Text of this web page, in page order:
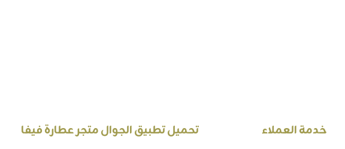
خدمة العملاء تحميل تطبيق الجوال متجر عطارة فيفا